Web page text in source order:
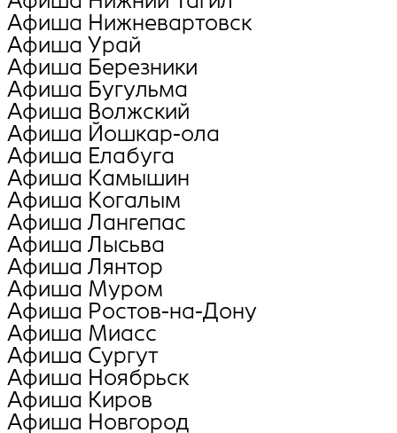
Афиша Нижневартовск
Афиша Урай
Афиша Березники
Афиша Бугульма
Афиша Волжский
Афиша Йошкар-ола
Афиша Елабуга
Афиша Камышин
Афиша Когалым
Афиша Лангепас
Афиша Лысьва
Афиша Лянтор
Афиша Муром
Афиша Ростов-на-Дону
Афиша Миасс
Афиша Сургут
Афиша Ноябрьск
Афиша Киров
Афиша Новгород